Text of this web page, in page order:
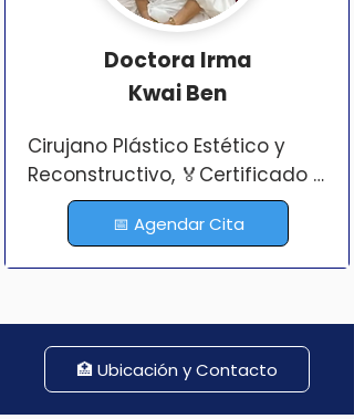
Doctora Irma
Kwai Ben
Cirujano Plástico Estético y
Reconstructivo, 🏅Certificado
por A.P.C.P.E.R.
📅 Agendar Cita
🏥 Ubicación y Contacto